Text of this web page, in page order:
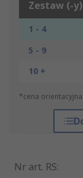
Zestaw (-y)
1 - 4
5 - 9
10 +
*cena orientacyjna
Nr art. RS: